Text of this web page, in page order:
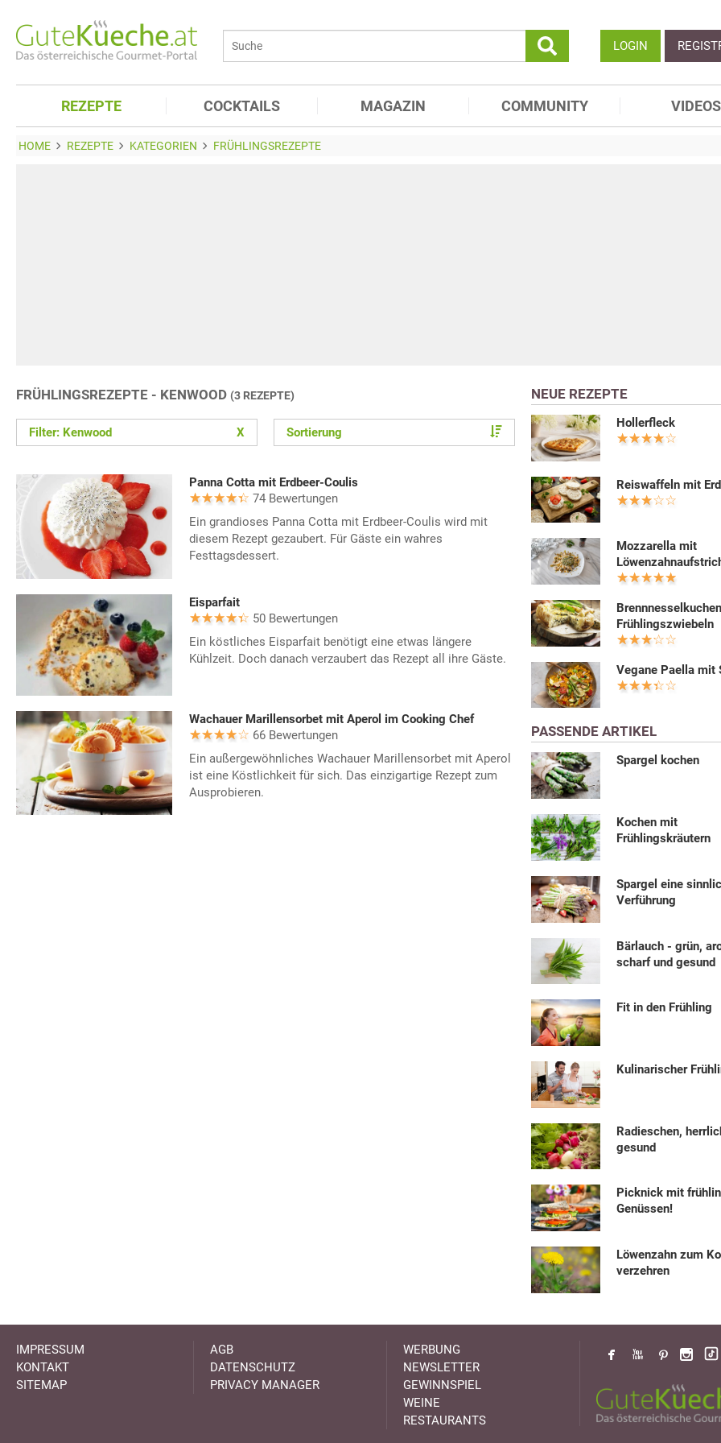
LOGIN
REZEPTE COCKTAILS MAGAZIN COMMUNITY VIDEOS
HOME REZEPTE KATEGORIEN FRÜHLINGSREZEPTE
FRÜHLINGSREZEPTE - KENWOOD (3 REZEPTE)
Filter: Kenwood X Sortierung
Panna Cotta mit Erdbeer-Coulis
74 Bewertungen
Ein grandioses Panna Cotta mit Erdbeer-Coulis wird mit
diesem Rezept gezaubert. Für Gäste ein wahres
Festtagsdessert.
Eisparfait
50 Bewertungen
Ein köstliches Eisparfait benötigt eine etwas längere
Kühlzeit. Doch danach verzaubert das Rezept all ihre Gäste.
Wachauer Marillensorbet mit Aperol im Cooking Chef
66 Bewertungen
Ein außergewöhnliches Wachauer Marillensorbet mit Aperol
ist eine Köstlichkeit für sich. Das einzigartige Rezept zum
Ausprobieren.
NEUE REZEPTE
Hollerfleck
Reiswaffeln mit
Mozzarella mit
Frühlingszwiebeln
Vegane Paella mit
PASSENDE ARTIKEL
Spargel kochen
Kochen mit
Frühlingskräutern
Spargel eine
Verführung
Bärlauch - grün,
scharf und gesund
Fit in den Frühling
Kulinarischer
Radieschen,
gesund
Picknick mit
Genüssen!
Löwenzahn zum
verzehren
IMPRESSUM
KONTAKT
SITEMAP
AGB
DATENSCHUTZ
PRIVACY MANAGER
WERBUNG
NEWSLETTER
GEWINNSPIEL
WEINE
RESTAURANTS